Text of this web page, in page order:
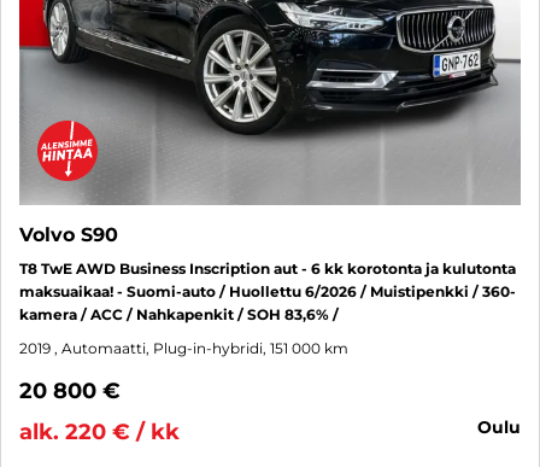
Volvo S90
T8 TwE AWD Business Inscription aut - 6 kk korotonta ja kulutonta
maksuaikaa! - Suomi-auto / Huollettu 6/2026 / Muistipenkki / 360-
kamera / ACC / Nahkapenkit / SOH 83,6% /
2019 , Automaatti, Plug-in-hybridi, 151 000 km
20 800 €
alk. 220 € / kk
oulu